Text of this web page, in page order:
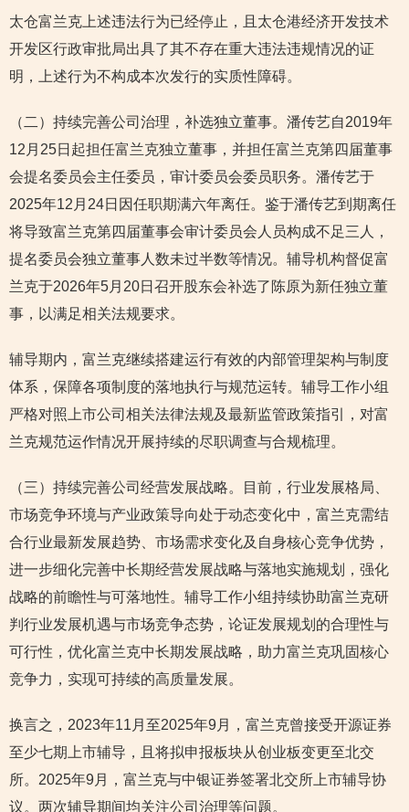
太仓富兰克上述违法行为已经停止，且太仓港经济开发技术
开发区行政审批局出具了其不存在重大违法违规情况的证
明，上述行为不构成本次发行的实质性障碍。
（二）持续完善公司治理，补选独立董事。潘传艺自2019年
12月25日起担任富兰克独立董事，并担任富兰克第四届董事
会提名委员会主任委员，审计委员会委员职务。潘传艺于
2025年12月24日因任职期满六年离任。鉴于潘传艺到期离任
将导致富兰克第四届董事会审计委员会人员构成不足三人，
提名委员会独立董事人数未过半数等情况。辅导机构督促富
兰克于2026年5月20日召开股东会补选了陈原为新任独立董
事，以满足相关法规要求。
辅导期内，富兰克继续搭建运行有效的内部管理架构与制度
体系，保障各项制度的落地执行与规范运转。辅导工作小组
严格对照上市公司相关法律法规及最新监管政策指引，对富
兰克规范运作情况开展持续的尽职调查与合规梳理。
（三）持续完善公司经营发展战略。目前，行业发展格局、
市场竞争环境与产业政策导向处于动态变化中，富兰克需结
合行业最新发展趋势、市场需求变化及自身核心竞争优势，
进一步细化完善中长期经营发展战略与落地实施规划，强化
战略的前瞻性与可落地性。辅导工作小组持续协助富兰克研
判行业发展机遇与市场竞争态势，论证发展规划的合理性与
可行性，优化富兰克中长期发展战略，助力富兰克巩固核心
竞争力，实现可持续的高质量发展。
换言之，2023年11月至2025年9月，富兰克曾接受开源证券
至少七期上市辅导，且将拟申报板块从创业板变更至北交
所。2025年9月，富兰克与中银证券签署北交所上市辅导协
议。两次辅导期间均关注公司治理等问题。